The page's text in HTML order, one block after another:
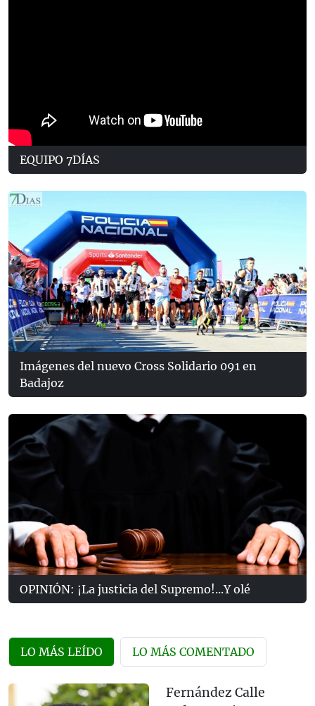
EQUIPO 7DÍAS
Imágenes del nuevo Cross Solidario 091 en
Badajoz
OPINIÓN: ¡La justicia del Supremo!...Y olé
LO MÁS LEÍDO LO MÁS COMENTADO
Fernández Calle